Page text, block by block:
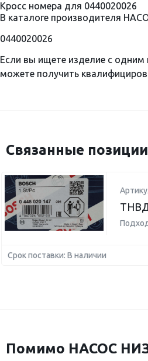
Кросс номера для 0440020026
В каталоге производителя
0440020026
Если вы ищете изделие с
можете получить
Связанные позиции
Срок поставки: В наличии
Помимо НАСОС